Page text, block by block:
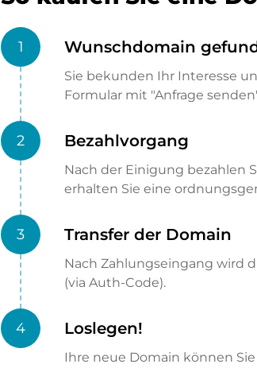
1 Wunschdomain
Sie bekunden Ihr Interesse
Formular mit "Anfrage
2 Bezahlvorgang
Nach der Einigung bezahlen
erhalten Sie eine
3 Transfer der Domain
Nach Zahlungseingang wird
(via Auth-Code).
4 Loslegen!
Ihre neue Domain können